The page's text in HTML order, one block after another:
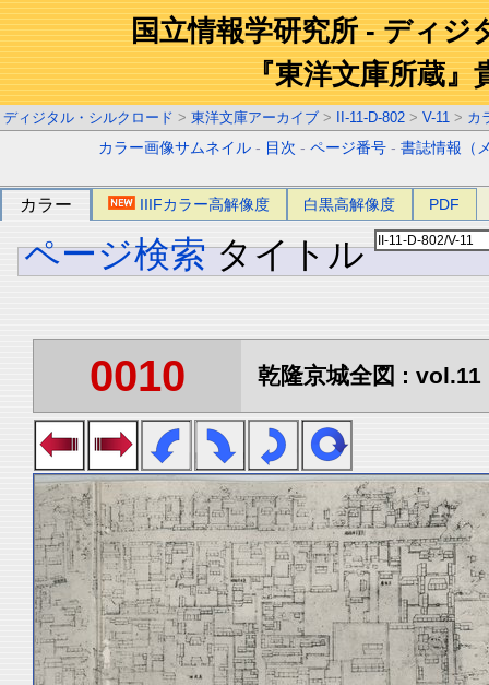
国立情報学研究所 - ディジ
『東洋文庫所蔵』
ディジタル・シルクロード > 東洋文庫アーカイブ > II-11-D-802 > V-11 > カ
カラー画像サムネイル - 目次 -ページ番号 -書誌情報（
カラー IIIFカラー高解像度 白黒高解像度 PDF
ページ検索 タイトル
0010 乾隆京城全図 : vol.11